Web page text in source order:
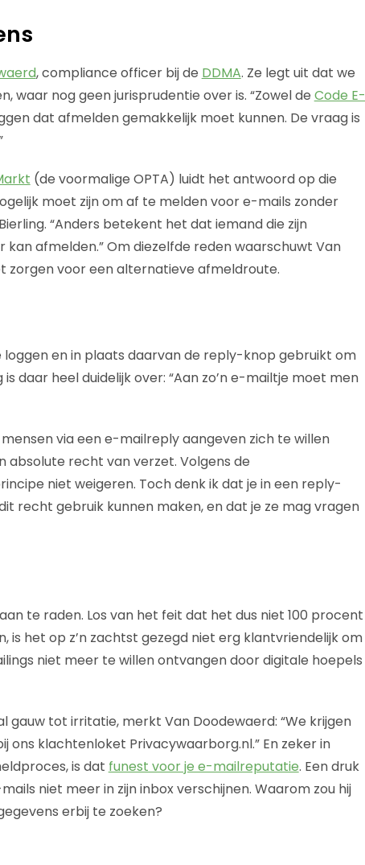
, compliance officer bij de DDMA. Ze legt uit dat we
waar nog geen jurisprudentie over is. “Zowel de Code E-
dat afmelden gemakkelijk moet kunnen. De vraag is
(de voormalige OPTA) luidt het antwoord op die
moet zijn om af te melden voor e-mails zonder
“Anders betekent het dat iemand die zijn
kan afmelden.” Om diezelfde reden waarschuwt Van
zorgen voor een alternatieve afmeldroute.
loggen en in plaats daarvan de reply-knop gebruikt om
daar heel duidelijk over: “Aan zo’n e-mailtje moet men
via een e-mailreply aangeven zich te willen
absolute recht van verzet. Volgens de
niet weigeren. Toch denk ik dat je in een reply-
recht gebruik kunnen maken, en dat je ze mag vragen
te raden. Los van het feit dat het dus niet 100 procent
is het op z’n zachtst gezegd niet erg klantvriendelijk om
niet meer te willen ontvangen door digitale hoepels
gauw tot irritatie, merkt Van Doodewaerd: “We krijgen
klachtenloket Privacywaarborg.nl.” En zeker in
is dat funest voor je e-mailreputatie. Een druk
niet meer in zijn inbox verschijnen. Waarom zou hij
erbij te zoeken?